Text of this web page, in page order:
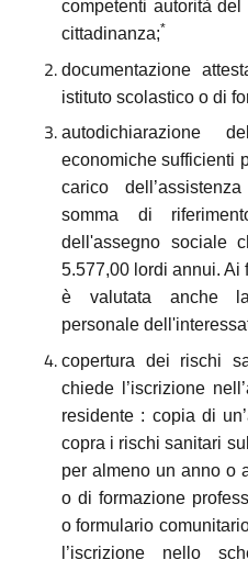
competenti autorità
cittadinanza;*
documentazione
istituto scolastico o di
autodichiarazione
economiche sufficienti
carico
somma di
dell'assegno sociale
5.577,00 lordi annui.
è valutata anche la
personale
copertura dei rischi
chiede l’iscrizione
residente : copia di
copra i rischi sanitari
per almeno un anno o
o di formazione
o formulario
l’iscrizione nello